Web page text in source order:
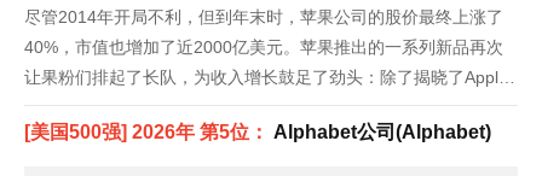
尽管2014年开局不利，但到年末时，苹果公司的股价最终上涨了
40%，市值也增加了近2000亿美元。苹果推出的一系列新品再次
让果粉们排起了长队，为收入增长鼓足了劲头：除了揭晓了Apple
Pay和Apple Watch等新的产品类别，苹果还发布了iPhone 6，上
市前三天就创纪录地卖出1000万部。......
[美国500强] 2026年 第5位： Alphabet公司(Alphabet)